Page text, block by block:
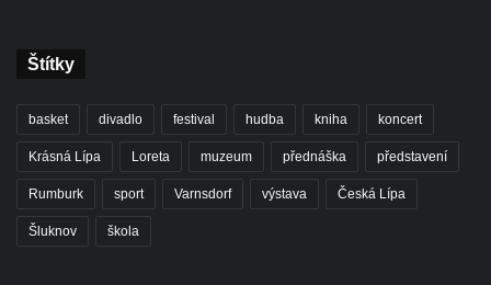
Štítky
basket divadlo festival hudba kniha koncert
Krásná Lípa Loreta muzeum přednáška představení
Rumburk sport Varnsdorf výstava Česká Lípa
Šluknov škola